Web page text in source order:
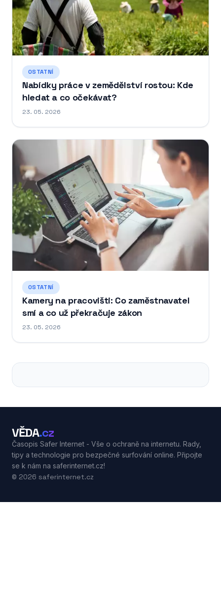
OSTATNÍ
Nabídky práce v zemědělství rostou: Kde
hledat a co očekávat?
23. 05. 2026
OSTATNÍ
Kamery na pracovišti: Co zaměstnavatel
smí a co už překračuje zákon
23. 05. 2026
VĚDA.cz
Časopis Safer Internet - Vše o ochraně na internetu. Rady,
tipy a technologie pro bezpečné surfování online. Připojte
se k nám na saferinternet.cz!
© 2026 saferinternet.cz